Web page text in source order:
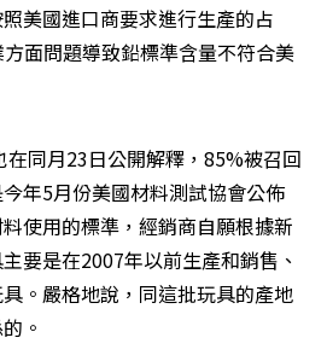
美國進口商要求進行生產的占
面問題導致鉛標準含量不符合美
年5月份美國材料測試協會公佈
使用的標準，經銷商自願根據新
要是在2007年以前生產和銷售、
。嚴格地說，同這批玩具的產地
。